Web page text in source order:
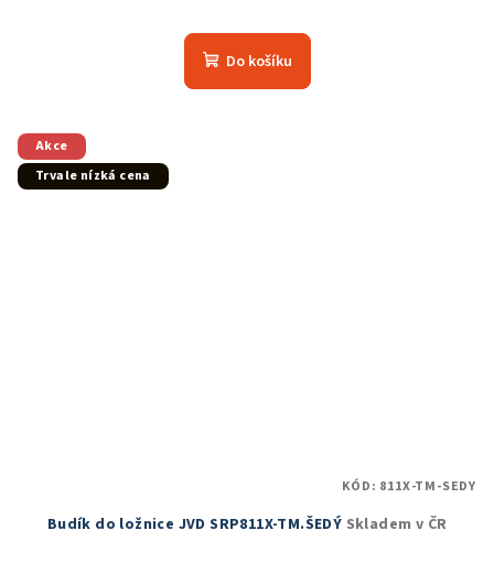
hodnocení
produktu
Do košíku
Akce
Trvale nízká cena
Budík do ložnice JVD SRP811X-TM.ŠEDÝ Skladem v ČR
KÓD: 811X-TM-SEDY